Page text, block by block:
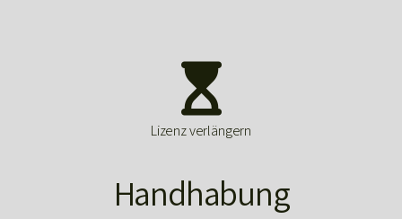

Lizenz verlängern
Handhabung